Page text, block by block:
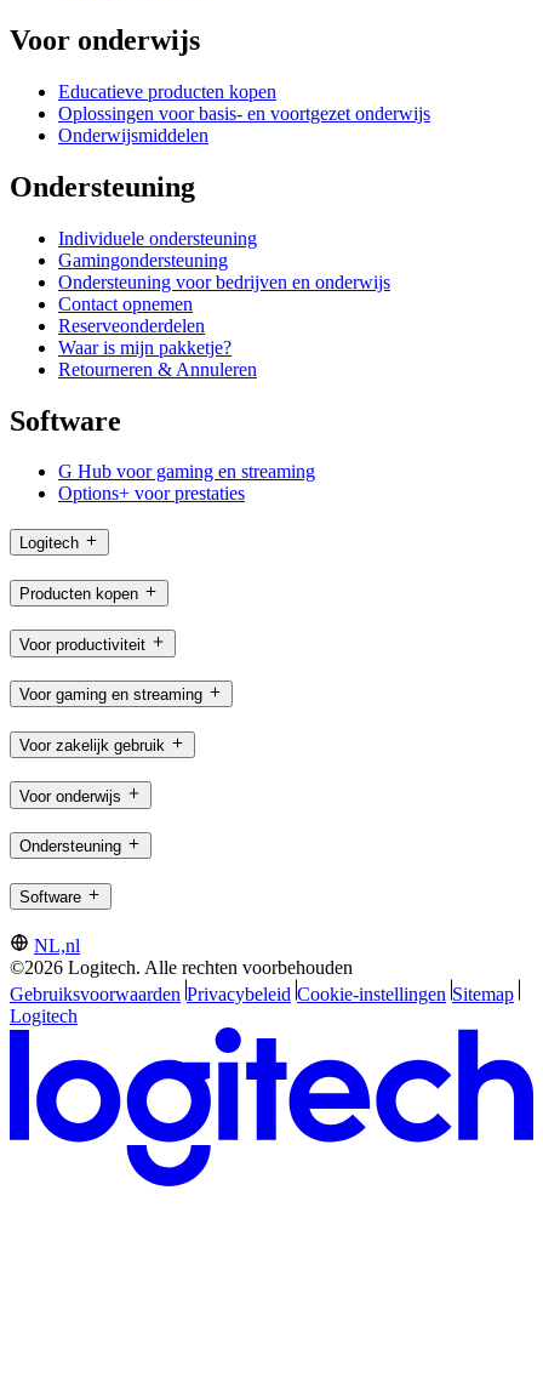
Voor onderwijs
Educatieve producten kopen
Oplossingen voor basis- en voortgezet onderwijs
Onderwijsmiddelen
Ondersteuning
Individuele ondersteuning
Gamingondersteuning
Ondersteuning voor bedrijven en onderwijs
Contact opnemen
Reserveonderdelen
Waar is mijn pakketje?
Retourneren & Annuleren
Software
G Hub voor gaming en streaming
Options+ voor prestaties
Logitech
Producten kopen
Voor productiviteit
Voor gaming en streaming
Voor zakelijk gebruik
Voor onderwijs
Ondersteuning
Software
NL,nl
©2026 Logitech. Alle rechten voorbehouden
Gebruiksvoorwaarden Privacybeleid Cookie-instellingen Sitemap
Logitech